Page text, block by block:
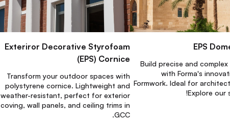
EPS
Build precise and complex
with Forma's
Formwork. Ideal for
Explore our
Exteriror Decorative Styrofoam
(EPS) Cornice
Transform your outdoor spaces with
polystyrene cornice. Lightweight and
weather-resistant, perfect for exterior
coving, wall panels, and ceiling trims in
GCC.